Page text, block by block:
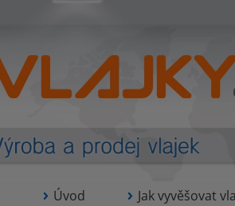
Úvod Jak vyvěšovat